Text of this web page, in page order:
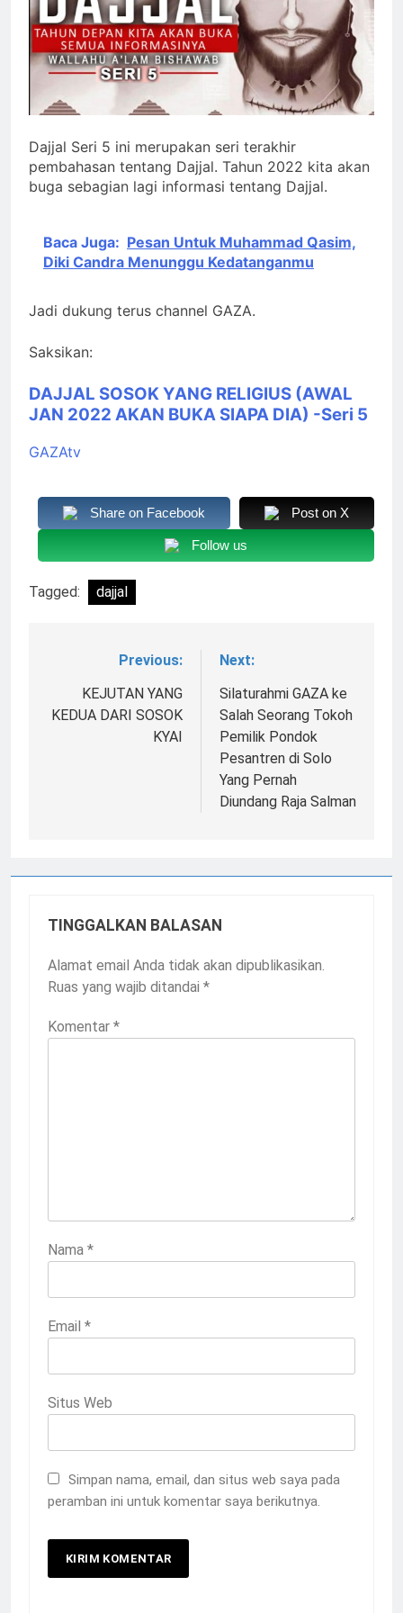
Deklarasi Kenabian
Al-Mahdi di Rumah
Allah ﷻ: Isyarat
Penegasan Al Mahdi
Adalah Muhammad
Qasim
3 Hari Ago
Isyarat Dilarang
Menundukkan Badan
kepada Selain Allah
4 Hari Ago
(Kesempatan) untuk
Uzlah : “ Panggilan
Pulang ke Tanah
4 Hari Ago
Pergantian
Lengser, kang Diki
Candra Sang Satrio
Dajjal Seri 5 ini merupakan seri terakhir
pembahasan tentang Dajjal. Tahun 2022 kita akan
buga sebagian lagi informasi tentang Dajjal.
Baca Juga: Pesan Untuk Muhammad Qasim,
Diki Candra Menunggu Kedatanganmu
Jadi dukung terus channel GAZA.
Saksikan:
DAJJAL SOSOK YANG RELIGIUS (AWAL
JAN 2022 AKAN BUKA SIAPA DIA) -Seri 5
GAZAtv
Share on Facebook Post on X
Follow us
Tagged: dajjal
NavigasiPrevious:
KEJUTAN YANG
KEDUA DARI SOSOK
KYAI
Next:
Silaturahmi GAZA ke
Salah Seorang Tokoh
Pemilik Pondok
Pesantren di Solo
Yang Pernah
Diundang Raja Salman
TINGGALKAN BALASAN
Alamat email Anda tidak akan dipublikasikan.
Ruas yang wajib ditandai *
Komentar *
Nama *
Email *
Situs Web
Simpan nama, email, dan situs web saya pada
peramban ini untuk komentar saya berikutnya.